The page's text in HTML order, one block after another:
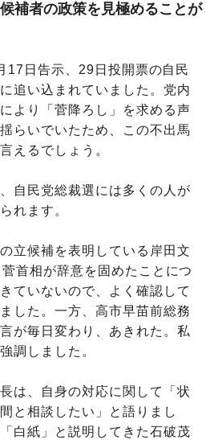
補者の政策を見極めることが
日告示、29日投開票の自民
追い込まれていました。党内
より「菅降ろし」を求める声
らいでいたため、この不出馬
えるでしょう。
自民党総裁選には多くの人が
れます。
立候補を表明している岸田文
首相が辞意を固めたことにつ
ていないので、よく確認して
した。一方、高市早苗前総務
が毎日変わり、あきれた。私
調しました。
は、自身の対応に関して「状
と相談したい」と語りまし
白紙」と説明してきた石破茂